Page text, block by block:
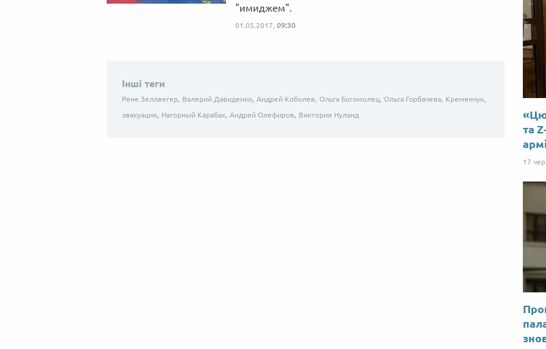
"имиджем".
01.05.2017, 09:30
Інші теги
Рене Зеллвегер, Валерий Давиденко, Андрей Коболев, Ольга Богомолец, Ольга Горбачева, Кременчук,
эвакуация, Нагорный Карабах, Андрей Олефиров, Виктория Нуланд
«Цю
та
17